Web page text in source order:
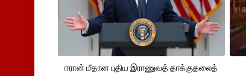
ஈரான் மீதான புதிய இராணுவத் தாக்குதலைத்